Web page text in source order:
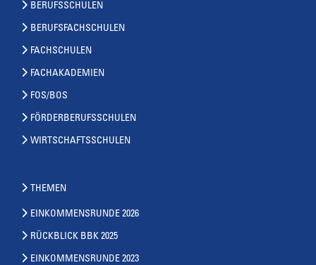
BERUFSSCHULEN
BERUFSFACHSCHULEN
FACHSCHULEN
FACHAKADEMIEN
FOS/BOS
FÖRDERBERUFSSCHULEN
WIRTSCHAFTSSCHULEN
THEMEN
EINKOMMENSRUNDE 2026
RÜCKBLICK BBK 2025
EINKOMMENSRUNDE 2023